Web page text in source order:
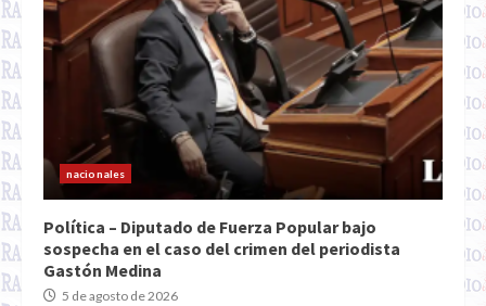
nacionales
Política – Diputado de Fuerza Popular bajo
sospecha en el caso del crimen del periodista
Gastón Medina
5 de agosto de 2026